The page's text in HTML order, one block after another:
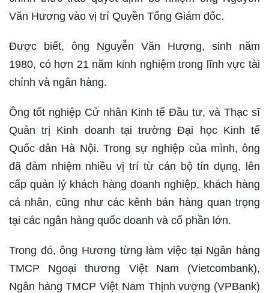
Văn Hương vào vị trí Quyền Tổng Giám đốc.
Được biết, ông Nguyễn Văn Hương, sinh năm
1980, có hơn 21 năm kinh nghiệm trong lĩnh vực tài
chính và ngân hàng.
Ông tốt nghiệp Cử nhân Kinh tế Đầu tư, và Thạc sĩ
Quản trị Kinh doanh tại trường Đại học Kinh tế
Quốc dân Hà Nội. Trong sự nghiệp của mình, ông
đã đảm nhiệm nhiều vị trí từ cán bộ tín dụng, lên
cấp quản lý khách hàng doanh nghiệp, khách hàng
cá nhân, cũng như các kênh bán hàng quan trọng
tại các ngân hàng quốc doanh và cổ phần lớn.
Trong đó, ông Hương từng làm việc tại Ngân hàng
TMCP Ngoại thương Việt Nam (Vietcombank),
Ngân hàng TMCP Việt Nam Thịnh vượng (VPBank)